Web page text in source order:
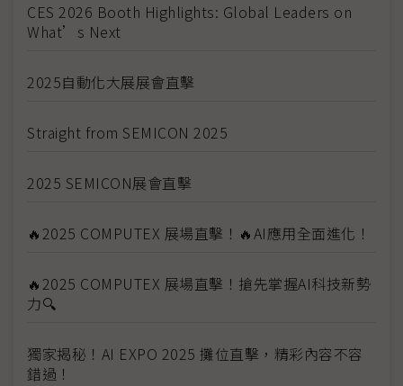
CES 2026 Booth Highlights: Global Leaders on
What’s Next
2025自動化大展展會直擊
Straight from SEMICON 2025
2025 SEMICON展會直擊
🔥2025 COMPUTEX 展場直擊！🔥AI應用全面進化！
🔥2025 COMPUTEX 展場直擊！搶先掌握AI科技新勢
力🔍
獨家揭秘！AI EXPO 2025 攤位直擊，精彩內容不容
錯過！